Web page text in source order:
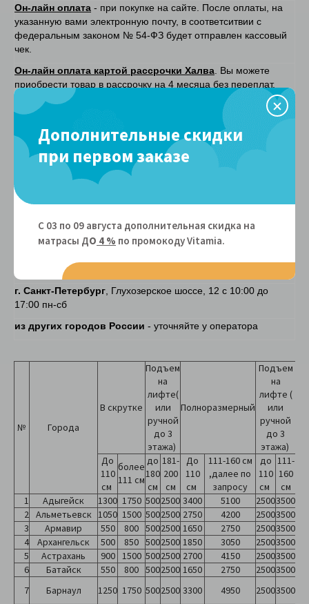
Он-лайн оплата - при покупке на сайте. После оплаты, на
указанную вами электронную почту, в соответситвии с
федеральным законом № 54-ФЗ будет отправлен кассовый
чек.
Он-лайн оплата картой рассрочки Халва. Вы можете
приобрести товар в рассрочку на 4 месяца без переплат.
Наш магазин является
партнером карты Халва.
Рассрочка без переплат от "Покупай со Сбербанком" на
6, 9, 10 или 12 мес.Подробнее о сервисе "Покупай со
Сбербанком"
Оплата частями (Вы оплачиваете сразу только 25%, а
оставшиеся 75% вы оплачиваете в течение 6 недель, по 25%
каждые 2 недели. Сервис работает для держателей карт
Самовывоз
проезд, д. 4, в будние дни с 10-17.00
г. Санкт-Петербург, Глухозерское шоссе, 12 с 10:00 до
17:00 пн-сб
из других городов России - уточняйте у оператора
№ Города
В скрутке
Подъем
на
лифте(
или
ручной
до 3
этажа)
Полноразмерный
Подъем
на
лифте (
или
ручной
до 3
этажа)
До
110
см
более
111 см
до
180
см
181-
200
см
До
110
см
111-160 см
,далее по
запросу
до
110
см
111-
160
см
1
Адыгейск 1300 1750 5002500 3400 5100 25003500
2 Альметьевск 1050 1500 5002500 2750 4200 25003500
3
Армавир 550 800 5002500 1650 2750 25003500
4
Архангельск 500 850 5002500 1850 3050 25003500
5
Астрахань 900 1500 5002500 2700 4150 25003500
6
Батайск 550 800 5002500 1650 2750 25003500
7
Барнаул 1250 1750 5002500 3300 4950 25003500
Дополнительные скидки
при первом заказе
С 03 по 09 августа дополнительная скидка на
матрасы ДО 4 % по промокоду Vitamiа.